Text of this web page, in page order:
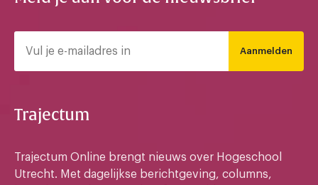
Aanmelden
Trajectum
Trajectum Online brengt nieuws over Hogeschool
Utrecht. Met dagelijkse berichtgeving, columns,